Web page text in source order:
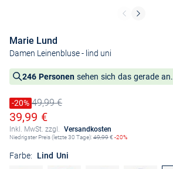
Marie Lund
Damen Leinenbluse- lind uni
246 Personen sehen sich das gerade an.
Preis reduziert um
-20%
Alter Preis49,99 €
Ermäßigter Preis
39,99 €
Inkl. MwSt. zzgl. Versandkosten
Niedrigster Preis (letzte 30 Tage):49,99€ -20%
Farbe: Lind Uni